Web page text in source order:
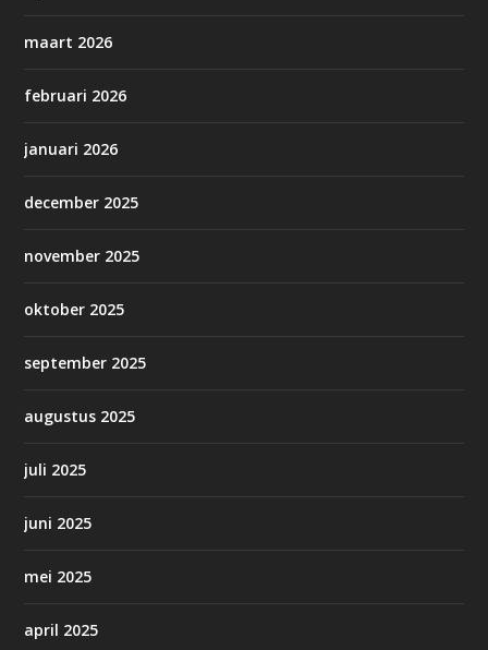
maart 2026
februari 2026
januari 2026
december 2025
november 2025
oktober 2025
september 2025
augustus 2025
juli 2025
juni 2025
mei 2025
april 2025